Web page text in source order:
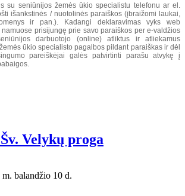
su seniūnijos žemės ūkio specialistu telefonu ar el.
išankstinės / nuotolinės paraiškos (įbraižomi laukai,
ir pan.). Kadangi deklaravimas vyks web
prisijungę prie savo paraiškos per e-valdžios
darbuotojo (online) atliktus ir atliekamus
ūkio specialisto pagalbos pildant paraiškas ir dėl
pareiškėjai galės patvirtinti parašu atvykę į
Velykų proga
m. balandžio 10 d.